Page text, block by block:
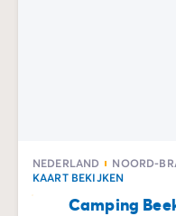
NEDERLAND NOORD-
KAART BEKIJKEN
Camping